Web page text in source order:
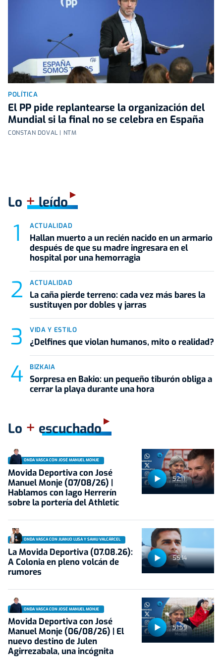
POLÍTICA
El PP pide replantearse la organización del
Mundial si la final no se celebra en España
CONSTAN DOVAL | NTM
Lo +leído
ACTUALIDAD
Hallan muerto a un recién nacido en un armario
después de que su madre ingresara en el
hospital por una hemorragia
ACTUALIDAD
La caña pierde terreno: cada vez más bares la
sustituyen por dobles y jarras
VIDA Y ESTILO
¿Delfines que violan humanos, mito o realidad?
BIZKAIA
Sorpresa en Bakio: un pequeño tiburón obliga a
cerrar la playa durante una hora
Lo + escuchado
52:11
ONDA VASCA CON JOSÉ MANUEL MONJE
Movida Deportiva con José
Manuel Monje (07/08/26) |
Hablamos con Iago Herrerín
sobre la portería del Athletic
55:14
ONDA VASCA CON JUANJO LUSA Y SAMU VALCÁRCEL
La Movida Deportiva (07.08.26):
A Colonia en pleno volcán de
rumores
51:59
ONDA VASCA CON JOSÉ MANUEL MONJE
Movida Deportiva con José
Manuel Monje (06/08/26) | El
nuevo destino de Julen
Agirrezabala, una incógnita